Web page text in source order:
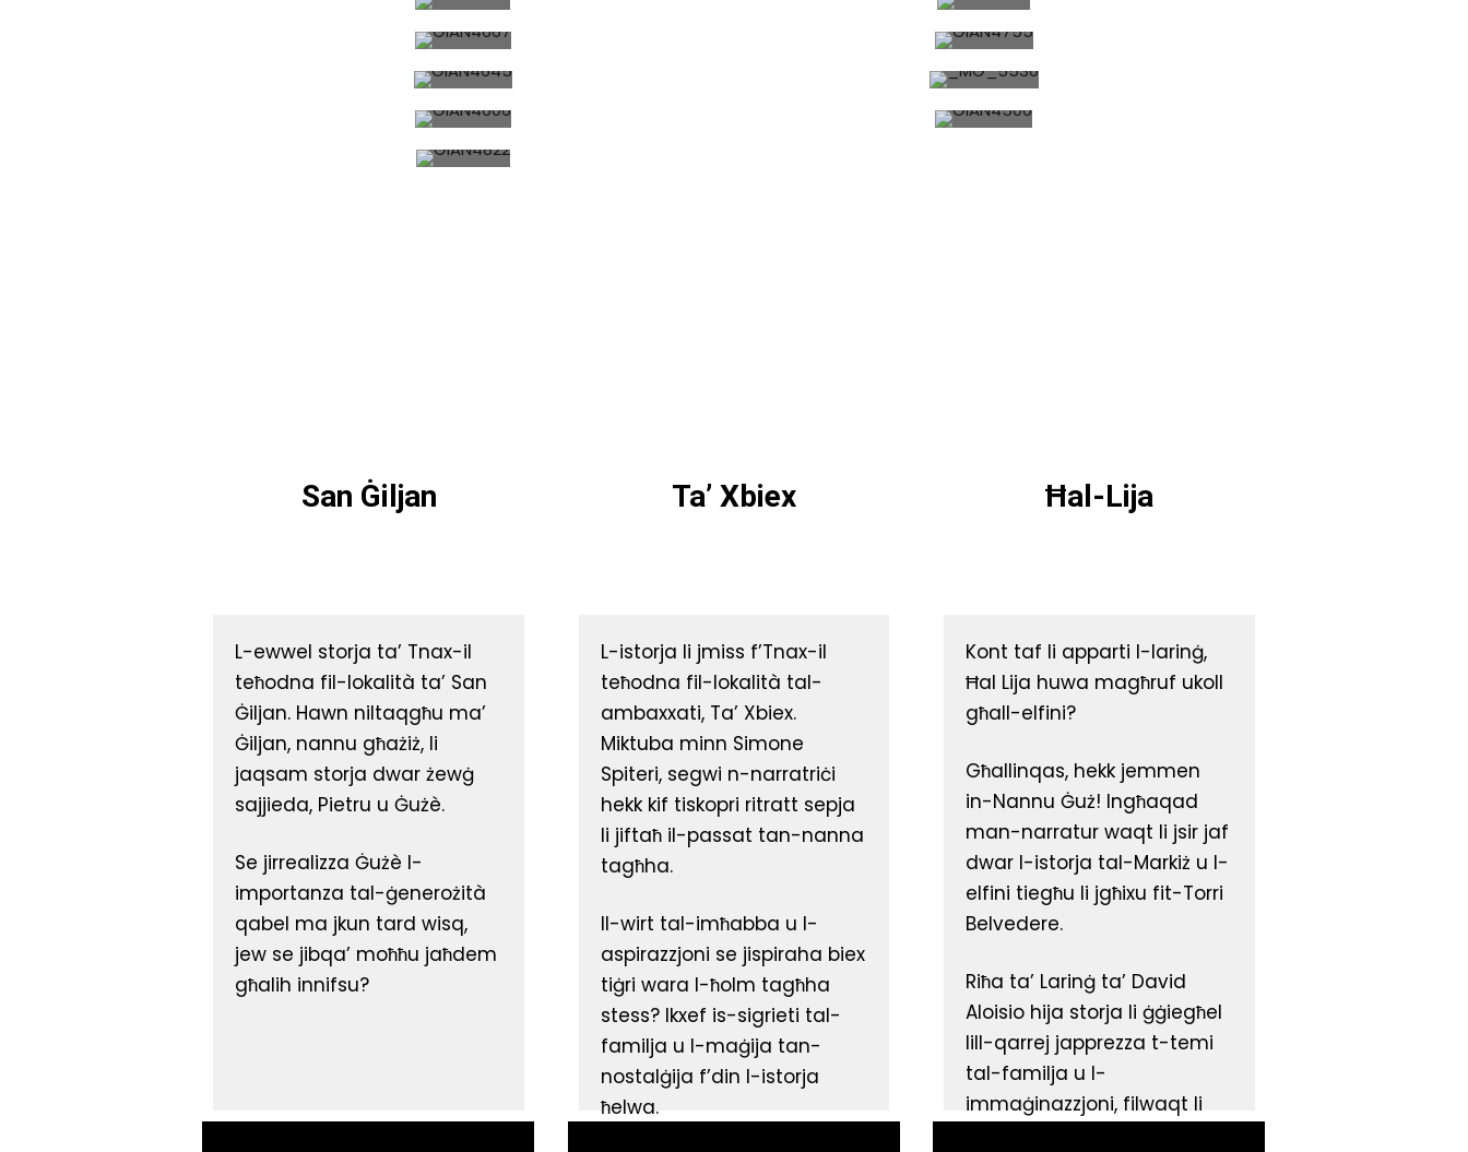
San Ġiljan
L-ewwel storja ta’ Tnax-il
teħodna fil-lokalità ta’ San
Ġiljan. Hawn niltaqgħu ma’
Ġiljan, nannu għażiż, li
jaqsam storja dwar żewġ
sajjieda, Pietru u Ġużè.
Se jirrealizza Ġużè l-
importanza tal-ġenerożità
qabel ma jkun tard wisq,
jew se jibqa’ moħħu jaħdem
għalih innifsu?
Ta’ Xbiex
L-istorja li jmiss f’Tnax-il
teħodna fil-lokalità tal-
ambaxxati, Ta’ Xbiex.
Miktuba minn Simone
Spiteri, segwi n-narratriċi
hekk kif tiskopri ritratt sepja
li jiftaħ il-passat tan-nanna
tagħha.
Il-wirt tal-imħabba u l-
aspirazzjoni se jispiraha biex
tiġri wara l-ħolm tagħha
stess? Ikxef is-sigrieti tal-
familja u l-maġija tan-
nostalġija f’din l-istorja
ħelwa.
Ħal-Lija
Kont taf li apparti l-larinġ,
Ħal Lija huwa magħruf ukoll
għall-elfini?
Għallinqas, hekk jemmen
in-Nannu Ġuż! Ingħaqad
man-narratur waqt li jsir jaf
dwar l-istorja tal-Markiż u l-
elfini tiegħu li jgħixu fit-Torri
Belvedere.
Riħa ta’ Larinġ ta’ David
Aloisio hija storja li ġġiegħel
lill-qarrej japprezza t-temi
tal-familja u l-
immaġinazzjoni, filwaqt li